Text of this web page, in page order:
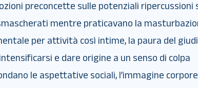
preconcette sulle potenziali ripercussioni
mentre praticavano la
per attività così intime, la paura del
e dare origine a un senso di colpa
le aspettative sociali, l’immagine